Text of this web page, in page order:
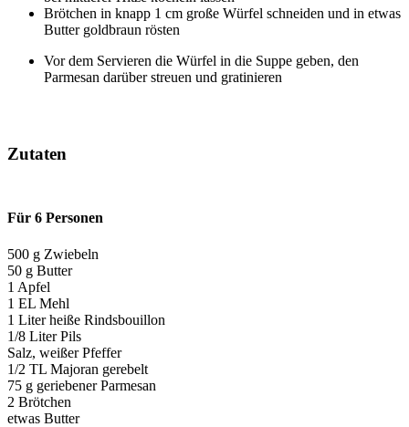
Brötchen in knapp 1 cm große Würfel schneiden und in etwas
Butter goldbraun rösten
Vor dem Servieren die Würfel in die Suppe geben, den
Parmesan darüber streuen und gratinieren
Zutaten
Für 6 Personen
500 g Zwiebeln
50 g Butter
1 Apfel
1 EL Mehl
1 Liter heiße Rindsbouillon
1/8 Liter Pils
Salz, weißer Pfeffer
1/2 TL Majoran gerebelt
75 g geriebener Parmesan
2 Brötchen
etwas Butter